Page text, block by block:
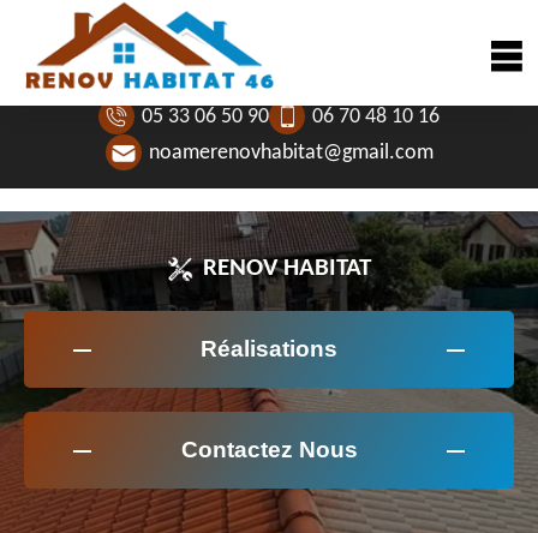
05 33 06 50 90
06 70 48 10 16
noamerenovhabitat@gmail.com
RENOV HABITAT
Réalisations
Contactez Nous